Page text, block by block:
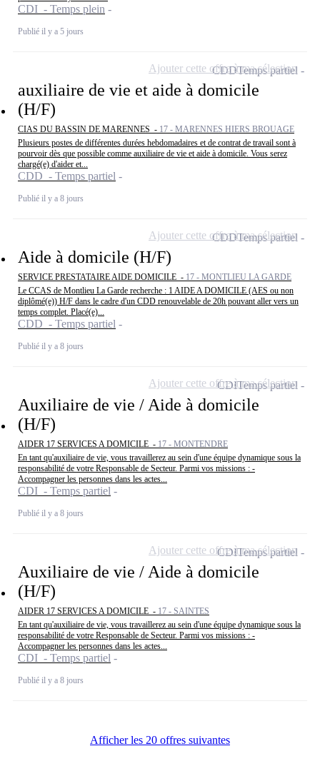
CDI - Temps plein
Publié il y a 5 jours
auxiliaire de vie et aide à domicile
(H/F)
CIAS DU BASSIN DE MARENNES - 17 - MARENNES HIERS BROUAGE
Plusieurs postes de différentes durées hebdomadaires et de contrat de travail sont à
pourvoir dès que possible comme auxiliaire de vie et aide à domicile. Vous serez
chargé(e) d'aider et...
CDD - Temps partiel
Publié il y a 8 jours
CDDTemps partiel
Ajouter cette offre à ma sélection
Aide à domicile (H/F)
SERVICE PRESTATAIRE AIDE DOMICILE - 17 - MONTLIEU LA GARDE
Le CCAS de Montlieu La Garde recherche : 1 AIDE A DOMICILE (AES ou non
diplômé(e)) H/F dans le cadre d'un CDD renouvelable de 20h pouvant aller vers un
temps complet. Placé(e)...
CDD - Temps partiel
Publié il y a 8 jours
CDDTemps partiel
Ajouter cette offre à ma sélection
Auxiliaire de vie / Aide à domicile
(H/F)
AIDER 17 SERVICES A DOMICILE - 17 - MONTENDRE
En tant qu'auxiliaire de vie, vous travaillerez au sein d'une équipe dynamique sous la
responsabilité de votre Responsable de Secteur. Parmi vos missions : -
Accompagner les personnes dans les actes...
CDI - Temps partiel
Publié il y a 8 jours
CDITemps partiel
Ajouter cette offre à ma sélection
Auxiliaire de vie / Aide à domicile
(H/F)
AIDER 17 SERVICES A DOMICILE - 17 - SAINTES
En tant qu'auxiliaire de vie, vous travaillerez au sein d'une équipe dynamique sous la
responsabilité de votre Responsable de Secteur. Parmi vos missions : -
Accompagner les personnes dans les actes...
CDI - Temps partiel
Publié il y a 8 jours
CDITemps partiel
Ajouter cette offre à ma sélection
Afficher les 20 offres suivantes